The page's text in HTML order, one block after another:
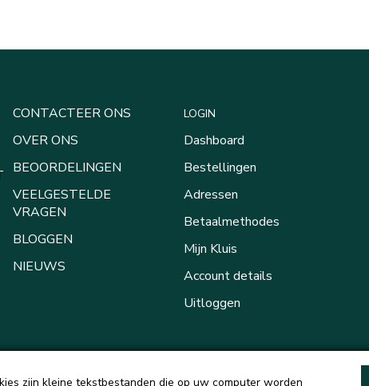
CONTACTEER ONS
OVER ONS
BEOORDELINGEN
VEELGESTELDE
VRAGEN
BLOGGEN
NIEUWS
LOGIN
Dashboard
Bestellingen
Adressen
Betaalmethodes
Mijn Kluis
Account details
Uitloggen
zijn kleine tekstbestanden die op uw computer worden